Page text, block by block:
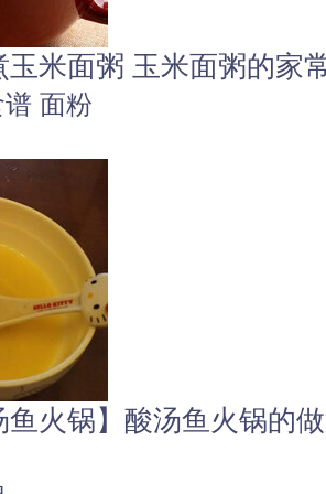
玉米面粥 玉米面粥的家
面粉